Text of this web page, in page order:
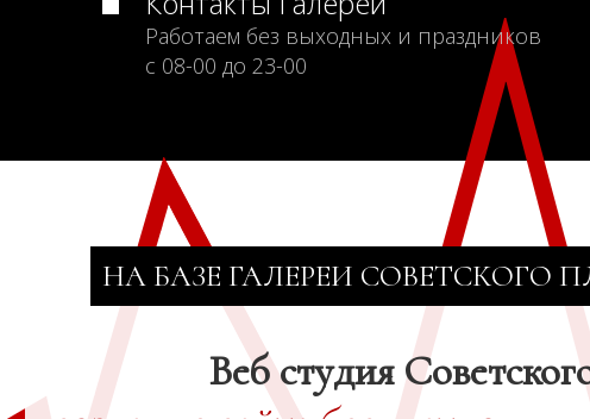
Работаем без выходных и праздников
с 08-00 до 23-00
НА БАЗЕ ГАЛЕРЕИ СОВЕТСКОГО
Веб студия